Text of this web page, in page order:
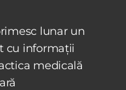
lunar un
cu informații
medicală